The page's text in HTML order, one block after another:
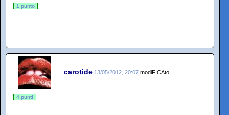
1 punto
carotide 13/05/2012, 20:07 modiFICAto
4 punti